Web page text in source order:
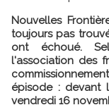
Nouvelles
toujours pas
ont échoué.
l'association des
épisode : devant
vendredi 16